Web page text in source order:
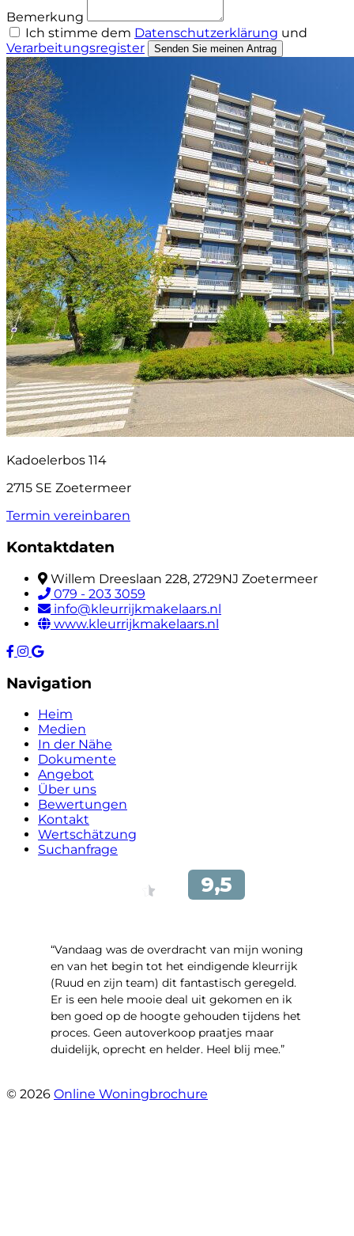
Bemerkung
Ich stimme dem Datenschutzerklärung und
Verarbeitungsregister
Senden Sie meinen Antrag
Kadoelerbos 114
2715 SE Zoetermeer
Termin vereinbaren
Kontaktdaten
Willem Dreeslaan 228, 2729NJ Zoetermeer
079 - 203 3059
info@kleurrijkmakelaars.nl
www.kleurrijkmakelaars.nl
Navigation
Heim
Medien
In der Nähe
Dokumente
Angebot
Über uns
Bewertungen
Kontakt
Wertschätzung
Suchanfrage
“Vandaag was de overdracht van mijn woning
en van het begin tot het eindigende kleurrijk
(Ruud en zijn team) dit fantastisch geregeld.
Er is een hele mooie deal uit gekomen en ik
ben goed op de hoogte gehouden tijdens het
proces. Geen autoverkoop praatjes maar
duidelijk, oprecht en helder. Heel blij mee.”
© 2026 Online Woningbrochure